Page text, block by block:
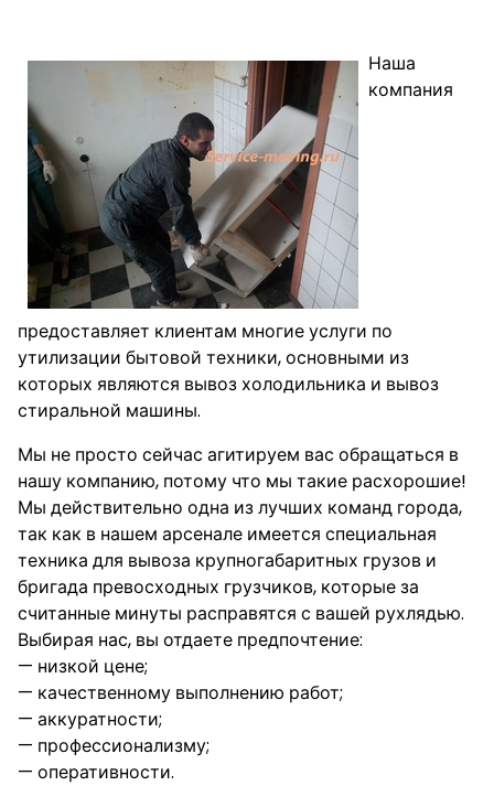
Наша
компания
предоставляет клиентам многие услуги по
утилизации бытовой техники, основными из
которых являются вывоз холодильника и вывоз
стиральной машины.
Мы не просто сейчас агитируем вас обращаться в
нашу компанию, потому что мы такие расхорошие!
Мы действительно одна из лучших команд города,
так как в нашем арсенале имеется специальная
техника для вывоза крупногабаритных грузов и
бригада превосходных грузчиков, которые за
считанные минуты расправятся с вашей рухлядью.
Выбирая нас, вы отдаете предпочтение:
— низкой цене;
— качественному выполнению работ;
— аккуратности;
— профессионализму;
— оперативности.